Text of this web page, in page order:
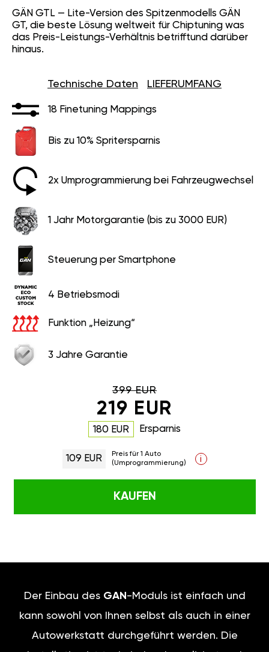
GÄN GTL — Lite-Version des Spitzenmodells GÄN
GT, die beste Lösung weltweit für Chiptuning was
das Preis-Leistungs-Verhältnis betrifftund darüber
hinaus.
Technische Daten LIEFERUMFANG
18 Finetuning Mappings
Bis zu 10% Spritersparnis
2x Umprogrammierung bei Fahrzeugwechsel
1 Jahr Motorgarantie (bis zu 3000 EUR)
Steuerung per Smartphone
4 Betriebsmodi
Funktion „Heizung“
3 Jahre Garantie
399 EUR
219 EUR
180 EUR Ersparnis
109 EUR
Preis für 1 Auto
(Umprogrammierung)
i
KAUFEN
Der Einbau des GAN -Moduls ist einfach und
kann sowohl von Ihnen selbst als auch in einer
Autowerkstatt durchgeführt werden. Die